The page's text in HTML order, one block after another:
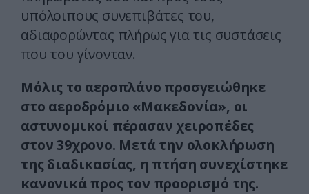
υπόλοιπους συνεπιβάτες του,
αδιαφορώντας πλήρως για τις συστάσεις
που του γίνονταν.
Μόλις το αεροπλάνο προσγειώθηκε
στο αεροδρόμιο «Μακεδονία», οι
αστυνομικοί πέρασαν χειροπέδες
στον 39χρονο. Μετά την ολοκλήρωση
της διαδικασίας, η πτήση συνεχίστηκε
κανονικά προς τον προορισμό της.